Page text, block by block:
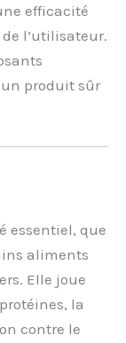
efficacité
l’utilisateur.
produit sûr
essentiel, que
aliments
Elle joue
la
contre le